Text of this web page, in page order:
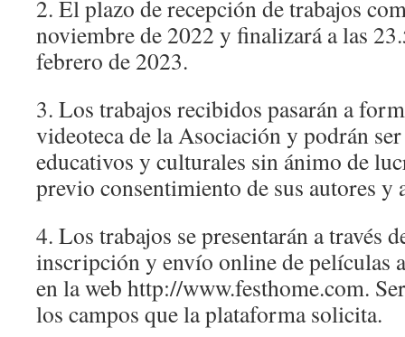
2. El plazo de recepción de trabajos
noviembre de 2022 y finalizará a las
febrero de 2023.
3. Los trabajos recibidos pasarán a
videoteca de la Asociación y podrán
educativos y culturales sin ánimo de
previo consentimiento de sus autores y
4. Los trabajos se presentarán a través
inscripción y envío online de películas
en la web http://www.festhome.com.
los campos que la plataforma solicita.